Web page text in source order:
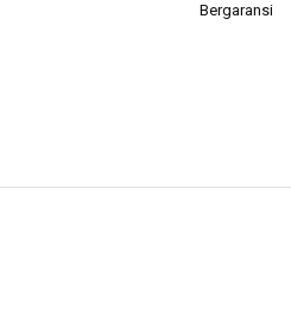
Bergaransi